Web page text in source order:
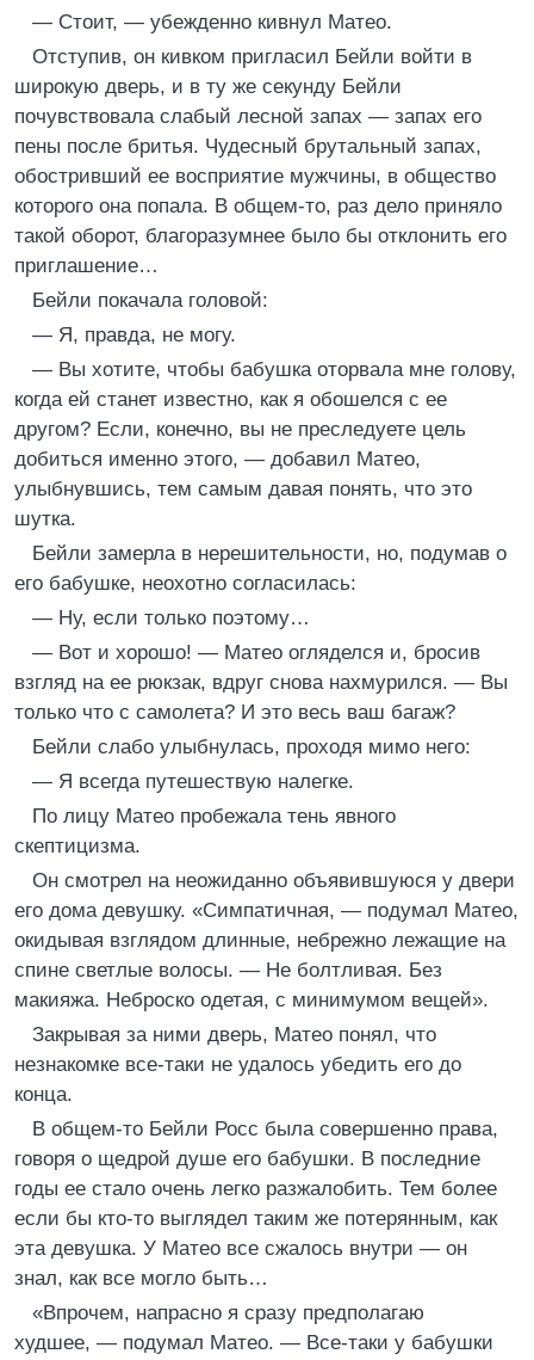
— Стоит, — убежденно кивнул Матео.
Отступив, он кивком пригласил Бейли войти в
широкую дверь, и в ту же секунду Бейли
почувствовала слабый лесной запах — запах его
пены после бритья. Чудесный брутальный запах,
обостривший ее восприятие мужчины, в общество
которого она попала. В общем-то, раз дело приняло
такой оборот, благоразумнее было бы отклонить его
приглашение…
Бейли покачала головой:
— Я, правда, не могу.
— Вы хотите, чтобы бабушка оторвала мне голову,
когда ей станет известно, как я обошелся с ее
другом? Если, конечно, вы не преследуете цель
добиться именно этого, — добавил Матео,
улыбнувшись, тем самым давая понять, что это
шутка.
Бейли замерла в нерешительности, но, подумав о
его бабушке, неохотно согласилась:
— Ну, если только поэтому…
— Вот и хорошо! — Матео огляделся и, бросив
взгляд на ее рюкзак, вдруг снова нахмурился. — Вы
только что с самолета? И это весь ваш багаж?
Бейли слабо улыбнулась, проходя мимо него:
— Я всегда путешествую налегке.
По лицу Матео пробежала тень явного
скептицизма.
Он смотрел на неожиданно объявившуюся у двери
его дома девушку. «Симпатичная, — подумал Матео,
окидывая взглядом длинные, небрежно лежащие на
спине светлые волосы. — Не болтливая. Без
макияжа. Неброско одетая, с минимумом вещей».
Закрывая за ними дверь, Матео понял, что
незнакомке все-таки не удалось убедить его до
конца.
В общем-то Бейли Росс была совершенно права,
говоря о щедрой душе его бабушки. В последние
годы ее стало очень легко разжалобить. Тем более
если бы кто-то выглядел таким же потерянным, как
эта девушка. У Матео все сжалось внутри — он
знал, как все могло быть…
«Впрочем, напрасно я сразу предполагаю
худшее, — подумал Матео. — Все-таки у бабушки